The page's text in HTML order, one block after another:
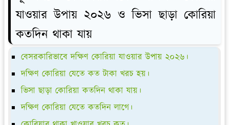
যাওয়ার উপায় ২০২৬ ও ভিসা ছাড়া কোরিয়া
কতদিন থাকা যায়
বেসরকারিভাবে দক্ষিণ কোরিয়া যাওয়ার উপায় ২০২৬।
দক্ষিণ কোরিয়া যেতে কত টাকা খরচ হয়।
ভিসা ছাড়া কোরিয়া কতদিন থাকা যায়।
দক্ষিণ কোরিয়া যেতে কতদিন লাগে।